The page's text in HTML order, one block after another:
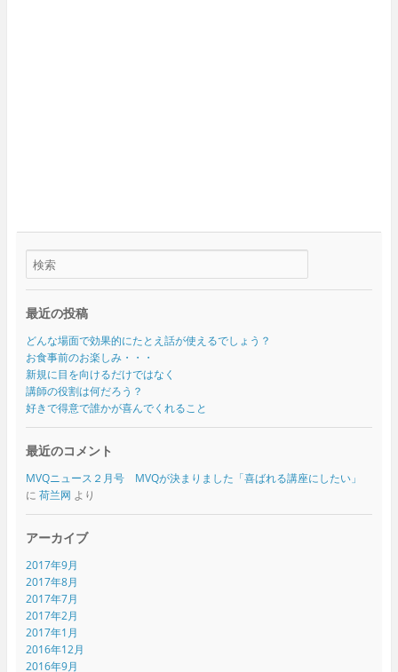
最近の投稿
どんな場面で効果的にたとえ話が使えるでしょう？
お食事前のお楽しみ・・・
新規に目を向けるだけではなく
講師の役割は何だろう？
好きで得意で誰かが喜んでくれること
最近のコメント
MVQニュース２月号 MVQが決まりました「喜ばれる講座にしたい」
に 荷兰网 より
アーカイブ
2017年9月
2017年8月
2017年7月
2017年2月
2017年1月
2016年12月
2016年9月